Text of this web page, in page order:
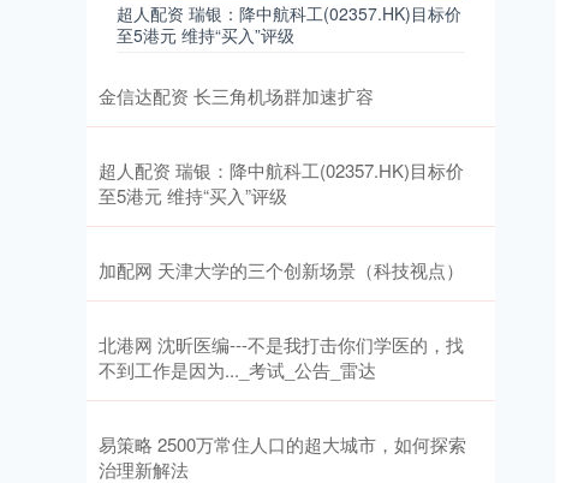
超人配资 瑞银：降中航科工(02357.HK)目标价
至5港元 维持“买入”评级
金信达配资 长三角机场群加速扩容
超人配资 瑞银：降中航科工(02357.HK)目标价
至5港元 维持“买入”评级
加配网 天津大学的三个创新场景（科技视点）
北港网 沈昕医编---不是我打击你们学医的，找
不到工作是因为..._考试_公告_雷达
易策略 2500万常住人口的超大城市，如何探索
治理新解法